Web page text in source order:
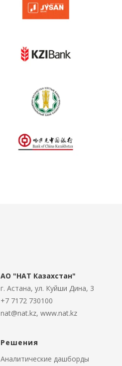
Решения
Аналитические дашборды
АО "НАТ Казахстан"
г. Астана, ул. Куйши Дина, 3
+7 7172 730100
nat@nat.kz, www.nat.kz